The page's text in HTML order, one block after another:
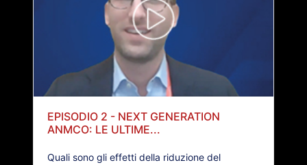
EPISODIO 2 - NEXT GENERATION
ANMCO: LE ULTIME...
Quali sono gli effetti della riduzione del